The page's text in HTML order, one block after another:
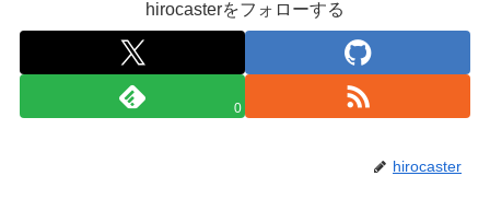
hirocasterをフォローする
0
hirocaster